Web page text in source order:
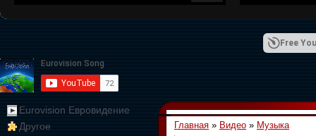
Free
Eurovision Евровидение
Другое
Главная » Видео » Музыка